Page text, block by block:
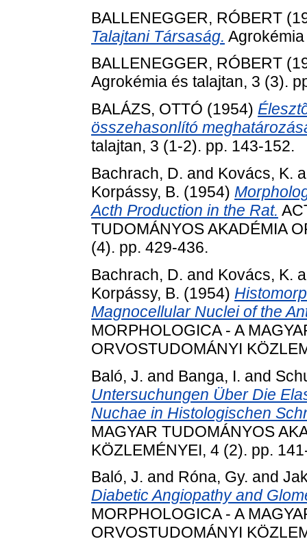
BALLENEGGER, RÓBERT
Talajtani Társaság.
BALLENEGGER, RÓBERT
Agrokémia és talajtan, 3 (3).
BALÁZS, OTTÓ (1954)
összehasonlító
talajtan, 3 (1-2). pp. 143-152.
Bachrach, D. and Kovács, K.
Korpássy, B. (1954)
Acth Production in the Rat.
TUDOMÁNYOS AKADÉMIA
(4). pp. 429-436.
Bachrach, D. and Kovács, K.
Korpássy, B. (1954)
Magnocellular Nuclei of the
MORPHOLOGICA - A
ORVOSTUDOMÁNYI
Baló, J. and Banga, I. and
Untersuchungen Über Die
Nuchae in Histologischen
MAGYAR TUDOMÁNYOS
KÖZLEMÉNYEI, 4 (2). pp.
Baló, J. and Róna, Gy. and
Diabetic Angiopathy and
MORPHOLOGICA - A
ORVOSTUDOMÁNYI